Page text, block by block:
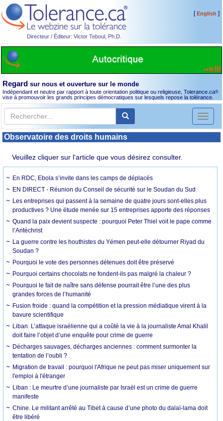
Directeur / Éditeur: Victor Teboul, Ph.D.
[English ]
Regard sur nous et ouverture sur le monde
Indépendant et neutre par rapport à toute orientation politique ou religieuse, Tolerance.ca®
vise à promouvoir les grands principes démocratiques sur lesquels repose la tolérance.
Toggle
Observatoire des droits humains
Veuillez cliquer sur l'article que vous désirez consulter.
En RDC, Ebola s’invite dans les camps de déplacés
EN DIRECT - Réunion du Conseil de sécurité sur le Soudan du Sud
Les entreprises qui passent à la semaine de quatre jours sont-elles plus
productives ? Une étude menée sur 15 entreprises apporte des réponses
Quand la paix devient suspecte : pourquoi Peter Thiel voit le pape comme
l’Antéchrist
La guerre contre les houthistes du Yémen peut-elle détourner Riyad du
Soudan ?
Pourquoi le vote des personnes détenues doit être préservé
Pourquoi certains chocolats ne fondent-ils pas malgré la chaleur ?
Pourquoi le fait de naître sans défense pourrait être l’une des plus
grandes forces de l’humanité
Fusion froide : quand la compétition et la pression médiatique virent à la
bavure scientifique
Liban. L’attaque israélienne qui a coûté la vie à la journaliste Amal Khalil
doit faire l’objet d’une enquête pour crime de guerre
Décharges sauvages, décharges anciennes : comment surmonter la
tentation de l’oubli ?
Migration de travail : pourquoi l'Afrique ne peut pas miser uniquement sur
l'emploi à l'étranger
Liban : Le meurtre d’une journaliste par Israël est un crime de guerre
manifeste
Chine. Le militant arrêté au Tibet à cause d’une photo du dalaï-lama doit
être libéré